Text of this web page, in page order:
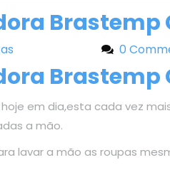
Brastemp
0
Brastemp
hoje em dia,esta cada vez
a mão.
lavar a mão as roupas